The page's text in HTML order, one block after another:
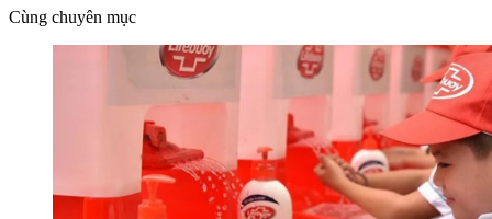
Cùng chuyên mục